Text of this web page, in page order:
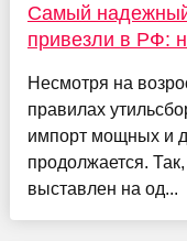
Самый
привезли в РФ:
Несмотря на
правилах
импорт мощных и
продолжается.
выставлен на од...